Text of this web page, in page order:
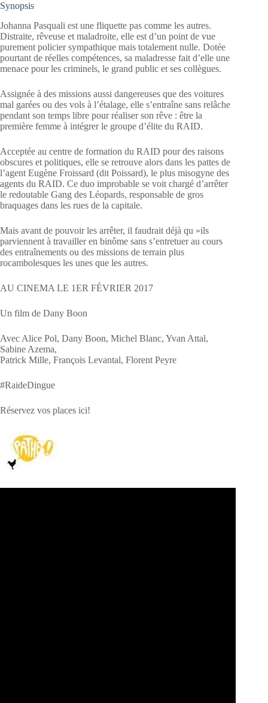
Synopsis
Johanna Pasquali est une fliquette pas comme les autres.
Distraite, rêveuse et maladroite, elle est d’un point de vue
purement policier sympathique mais totalement nulle. Dotée
pourtant de réelles compétences, sa maladresse fait d’elle une
menace pour les criminels, le grand public et ses collègues.
Assignée à des missions aussi dangereuses que des voitures
mal garées ou des vols à l’étalage, elle s’entraîne sans relâche
pendant son temps libre pour réaliser son rêve : être la
première femme à intégrer le groupe d’élite du RAID.
Acceptée au centre de formation du RAID pour des raisons
obscures et politiques, elle se retrouve alors dans les pattes de
l’agent Eugène Froissard (dit Poissard), le plus misogyne des
agents du RAID. Ce duo improbable se voit chargé d’arrêter
le redoutable Gang des Léopards, responsable de gros
braquages dans les rues de la capitale.
Mais avant de pouvoir les arrêter, il faudrait déjà qu »ils
parviennent à travailler en binôme sans s’entretuer au cours
des entraînements ou des missions de terrain plus
rocambolesques les unes que les autres.
AU CINEMA LE 1ER FÉVRIER 2017
Un film de Dany Boon
Avec Alice Pol, Dany Boon, Michel Blanc, Yvan Attal,
Sabine Azema,
Patrick Mille, François Levantal, Florent Peyre
#RaideDingue
Réservez vos places ici!